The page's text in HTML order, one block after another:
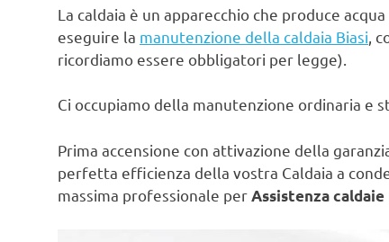
La caldaia è un apparecchio che produce
eseguire la manutenzione della caldaia Biasi ,
ricordiamo essere obbligatori per legge).
Ci occupiamo della manutenzione ordinaria e
Prima accensione con attivazione della
perfetta efficienza della vostra Caldaia a
massima professionale perAssistenza